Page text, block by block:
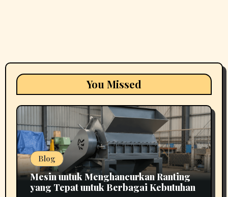
You Missed
Blog
Mesin untuk Menghancurkan Ranting
yang Tepat untuk Berbagai Kebutuhan